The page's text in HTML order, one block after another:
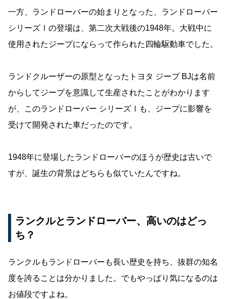
一方、ランドローバーの始まりとなった、ランドローバー
シリーズⅠの登場は、第二次大戦後の1948年。大戦中に
使用されたジープにならって作られた四輪駆動車でした。
ランドクルーザーの原型となったトヨタ ジープ BJは名前
からしてジープを意識して生産されたことがわかります
が、このランドローバー シリーズⅠも、ジープに影響を
受けて開発された車だったのです。
1948年に登場したランドローバーのほうが歴史は古いで
すが、誕生の背景はどちらも似ていたんですね。
ランクルとランドローバー、高いのはどっ
ち？
ランクルもランドローバーも長い歴史を持ち、抜群の知名
度を誇ることは分かりました。でもやっぱり気になるのは
お値段ですよね。